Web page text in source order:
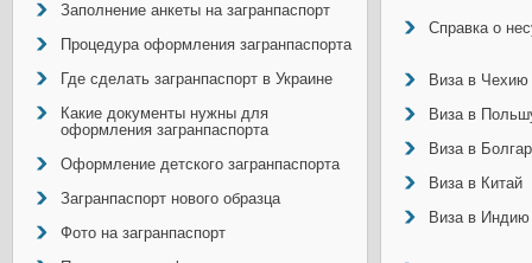
Заполнение анкеты на загранпаспорт
Процедура оформления загранпаспорта
Где сделать загранпаспорт в Украине
Какие документы нужны для
оформления загранпаспорта
Оформление детского загранпаспорта
Загранпаспорт нового образца
Фото на загранпаспорт
Справка о
Виза в Чехию
Виза в
Виза в
Виза в Китай
Виза в Индию